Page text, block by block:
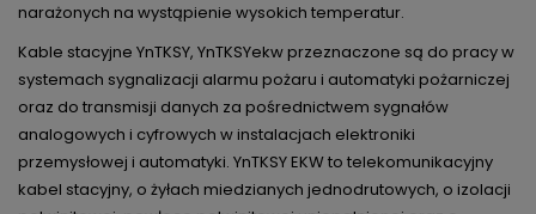
narażonych na wystąpienie wysokich temperatur.
Kable stacyjne YnTKSY, YnTKSYekw przeznaczone są do pracy w
systemach sygnalizacji alarmu pożaru i automatyki pożarniczej
oraz do transmisji danych za pośrednictwem sygnałów
analogowych i cyfrowych w instalacjach elektroniki
przemysłowej i automatyki. YnTKSY EKW to telekomunikacyjny
kabel stacyjny, o żyłach miedzianych jednodrutowych, o izolacji